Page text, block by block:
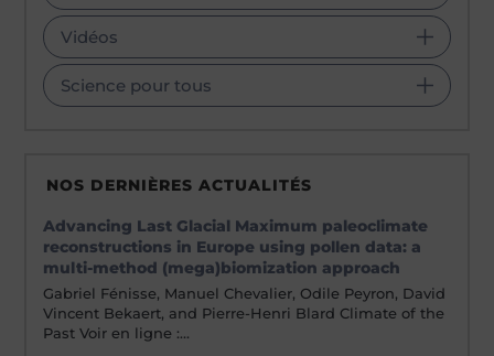
Vidéos
Science pour tous
NOS DERNIÈRES ACTUALITÉS
Advancing Last Glacial Maximum paleoclimate
reconstructions in Europe using pollen data: a
multi-method (mega)biomization approach
Gabriel Fénisse, Manuel Chevalier, Odile Peyron, David
Vincent Bekaert, and Pierre-Henri Blard Climate of the
Past Voir en ligne :…